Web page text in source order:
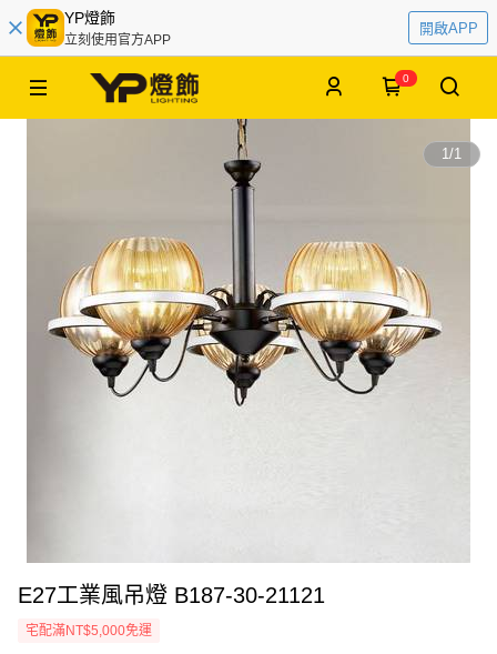
YP燈飾
立刻使用官方APP
開啟APP
0
1/1
E27工業風吊燈 B187-30-21121
宅配滿NT$5,000免運